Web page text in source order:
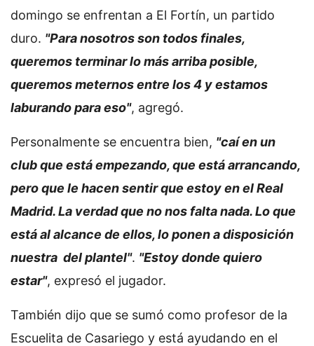
domingo se enfrentan a El Fortín, un partido
duro. "Para nosotros son todos finales,
queremos terminar lo más arriba posible,
queremos meternos entre los 4 y estamos
laburando para eso", agregó.
Personalmente se encuentra bien, "caí en un
club que está empezando, que está arrancando,
pero que le hacen sentir que estoy en el Real
Madrid. La verdad que no nos falta nada. Lo que
está al alcance de ellos, lo ponen a disposición
nuestra del plantel". "Estoy donde quiero
estar", expresó el jugador.
También dijo que se sumó como profesor de la
Escuelita de Casariego y está ayudando en el